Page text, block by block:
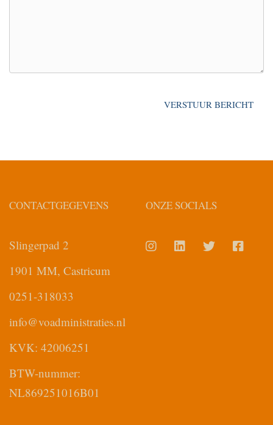
CONTACTGEGEVENS
Slingerpad 2
1901 MM, Castricum
0251-318033
info@voadministraties.nl
KVK: 42006251
BTW-nummer:
NL869251016B01
ONZE SOCIALS
voadministraties
LinkedInVOA VOA